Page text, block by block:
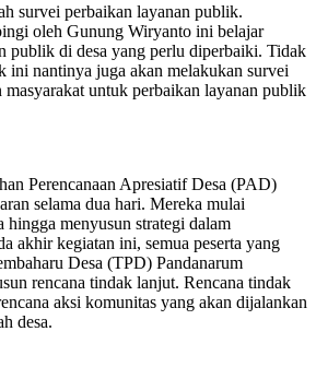
survei perbaikan layanan publik.
oleh Gunung Wiryanto ini belajar
publik di desa yang perlu diperbaiki. Tidak
ini nantinya juga akan melakukan survei
masyarakat untuk perbaikan layanan publik
Perencanaan Apresiatif Desa (PAD)
selama dua hari. Mereka mulai
hingga menyusun strategi dalam
akhir kegiatan ini, semua peserta yang
Desa (TPD) Pandanarum
rencana tindak lanjut. Rencana tindak
aksi komunitas yang akan dijalankan
desa.